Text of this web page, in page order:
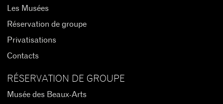
Les Musées
Réservation de groupe
Privatisations
Contacts
RÉSERVATION DE GROUPE
Musée des Beaux-Arts